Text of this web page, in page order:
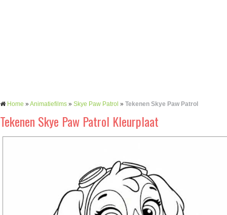
Home »Animatiefilms » Skye Paw Patrol » Tekenen Skye Paw Patrol
Tekenen Skye Paw Patrol Kleurplaat